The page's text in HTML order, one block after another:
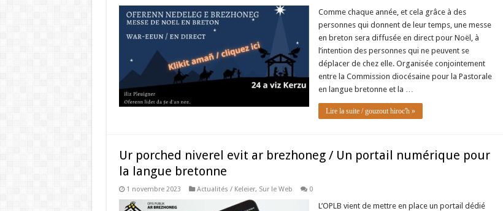
Comme chaque année, et cela grâce à des
personnes qui donnent de leur temps, une messe
en breton sera diffusée en direct pour Noël, à
l’intention des personnes qui ne peuvent se
déplacer de chez elle. Organisée conjointement
entre la Commission diocésaine pour la Pastorale
en langue bretonne et la …
Lire la suite / gouzout hiroc'h »
Ur porched niverel evit ar brezhoneg / Un portail numérique pour
la langue bretonne
1 novembre 2023 Actualités / Keleier, Sur le Web 0
L’OPLB vient de mettre en place un portail dédié